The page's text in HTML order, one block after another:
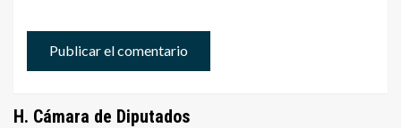
H. Cámara de Diputados